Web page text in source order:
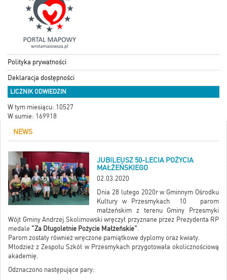
Polityka prywatności
Deklaracja dostępności
LICZNIK ODWIEDZIN
W tym miesiącu: 10527
W sumie: 169918
NEWS
JUBILEUSZ 50-LECIA POŻYCIA
MAŁŻEŃSKIEGO
02.03.2020
Dnia 28 lutego 2020r w Gminnym Ośrodku
Kultury w Przesmykach 10 parom
małżeńskim z terenu Gminy Przesmyki
Wójt Gminy Andrzej Skolimowski wręczył przyznane przez Prezydenta RP
medale "Za Długoletnie Pożycie Małżeńskie".
Parom zostały również wręczone pamiątkowe dyplomy oraz kwiaty.
Młodzież z Zespołu Szkół w Przesmykach przygotowała okolicznościową
akademię.
Odznaczono następujące pary: